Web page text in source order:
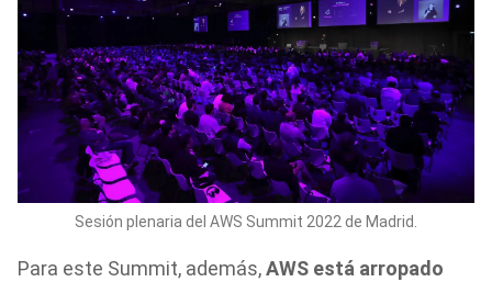
Sesión plenaria del AWS Summit 2022 de Madrid.
Para este Summit, además,AWS está arropado